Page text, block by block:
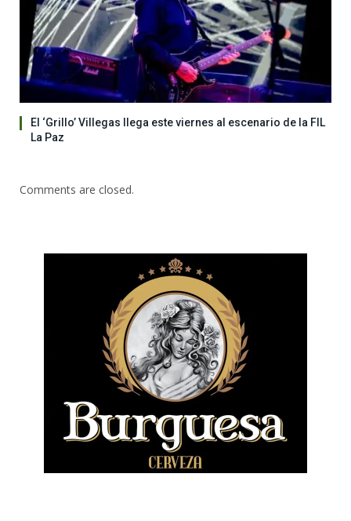
El ‘Grillo’ Villegas llega este viernes al escenario de la FIL
La Paz
Comments are closed.